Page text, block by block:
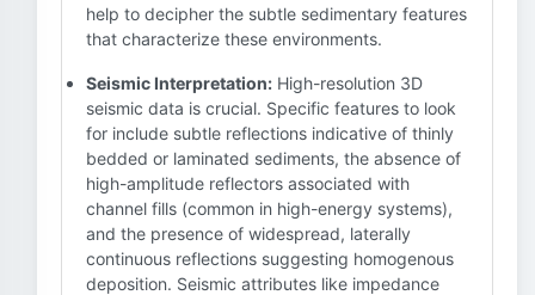
help to decipher the subtle sedimentary features
that characterize these environments.
Seismic Interpretation: High-resolution 3D
seismic data is crucial. Specific features to look
for include subtle reflections indicative of thinly
bedded or laminated sediments, the absence of
high-amplitude reflectors associated with
channel fills (common in high-energy systems),
and the presence of widespread, laterally
continuous reflections suggesting homogenous
deposition. Seismic attributes like impedance